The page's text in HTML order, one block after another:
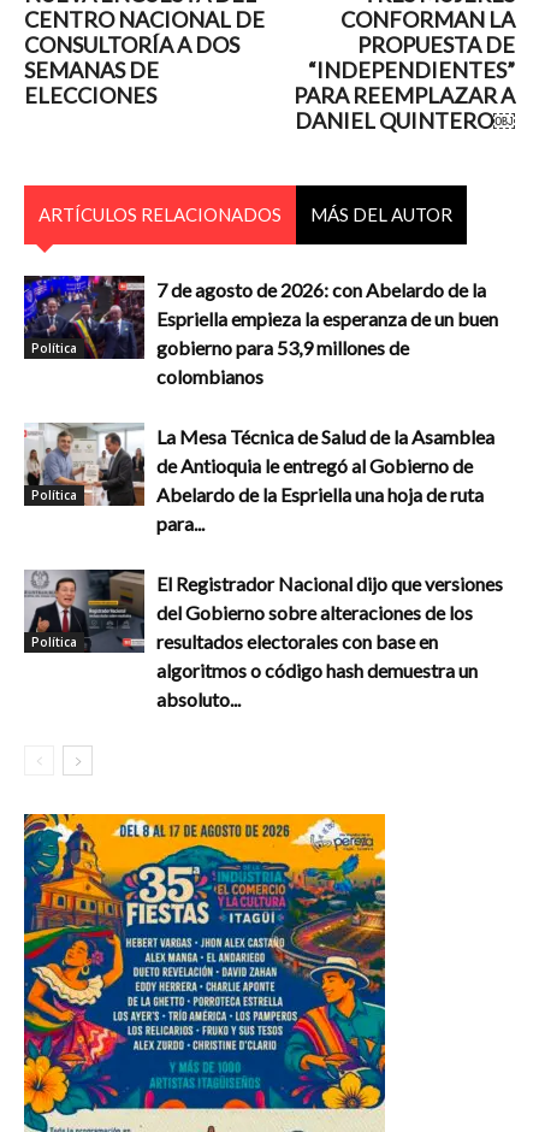
CENTRO NACIONAL DE
CONSULTORÍA A DOS
SEMANAS DE
ELECCIONES
CONFORMAN LA
PROPUESTA DE
“INDEPENDIENTES”
PARA REEMPLAZAR A
DANIEL QUINTERO￼
ARTÍCULOS RELACIONADOS MÁS DEL AUTOR
Política
7 de agosto de 2026: con Abelardo de la
Espriella empieza la esperanza de un buen
gobierno para 53,9 millones de
colombianos
Política
La Mesa Técnica de Salud de la Asamblea
de Antioquia le entregó al Gobierno de
Abelardo de la Espriella una hoja de ruta
para...
Política
El Registrador Nacional dijo que versiones
del Gobierno sobre alteraciones de los
resultados electorales con base en
algoritmos o código hash demuestra un
absoluto...